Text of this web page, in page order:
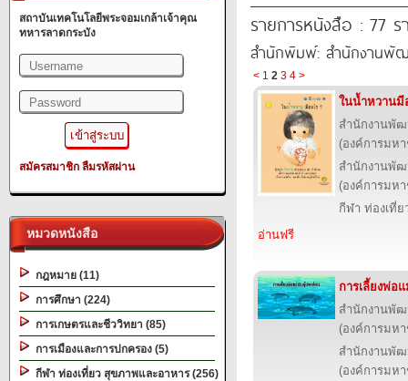
สถาบันเทคโนโลยีพระจอมเกล้าเจ้าคุณ
ทหารลาดกระบัง
สมัครสมาชิก ลืมรหัสผ่าน
หมวดหนังสือ
กฎหมาย (11)
การศึกษา (224)
การเกษตรและชีววิทยา (85)
การเมืองและการปกครอง (5)
กีฬา ท่องเที่ยว สุขภาพและอาหาร (256)
รายการหนังสือ : 77 ร
สำนักพิมพ์: สำนักงานพัฒ
< 1 2 3 4 >
ในน้ำหวานมี
สำนักงานพัฒ
(องค์การมห
สำนักงานพัฒ
(องค์การมห
กีฬา ท่องเที่
อ่านฟรี
การเลี้ยงพ่อ
สำนักงานพัฒ
(องค์การมห
สำนักงานพัฒ
(องค์การมห